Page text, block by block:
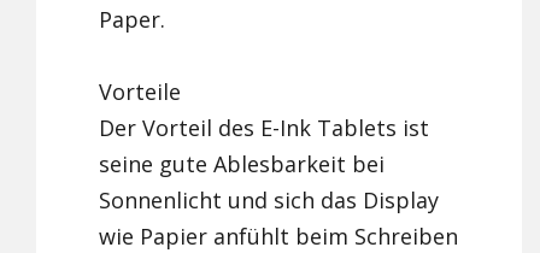
Paper.
Vorteile
Der Vorteil des E-Ink Tablets ist
seine gute Ablesbarkeit bei
Sonnenlicht und sich das Display
wie Papier anfühlt beim Schreiben